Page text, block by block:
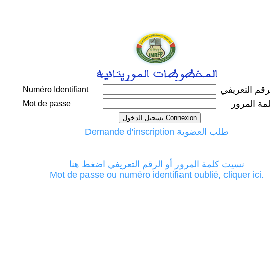
Numéro Identifiant التعريفي
Mot de passe المرور
Demande d'inscription طلب العضوية
نسيت كلمة المرور أو الرقم التعريفي اضغط هنا
Mot de passe ou numéro identifiant oublié, cliquer ici.